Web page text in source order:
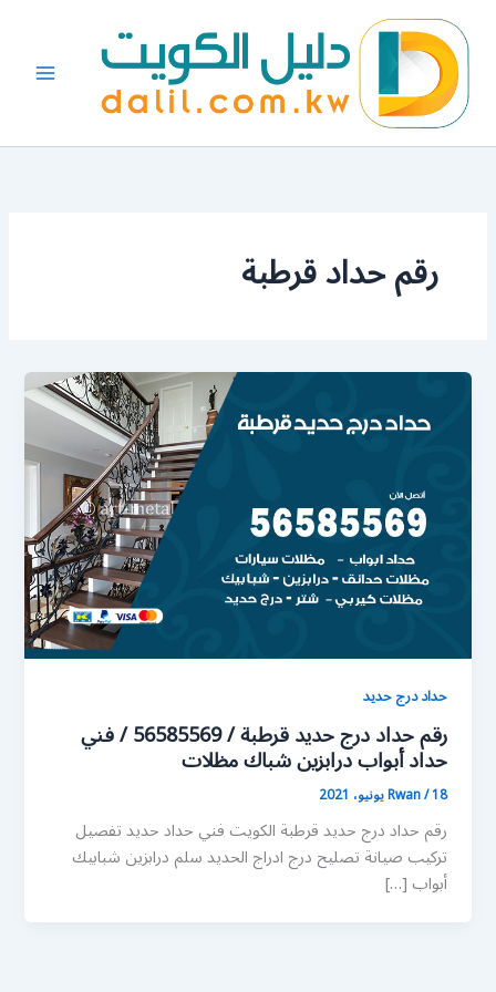
المحتوى
رقم حداد قرطبة
حداد درج حديد
رقم حداد درج حديد قرطبة / 56585569 / فني
حداد أبواب درابزين شباك مظلات
Rwan/18 يونيو، 2021
رقم حداد درج حديد قرطبة الكويت فني حداد حديد تفصيل
تركيب صيانة تصليح درج ادراج الحديد سلم درابزين شبابيك
أبواب […]